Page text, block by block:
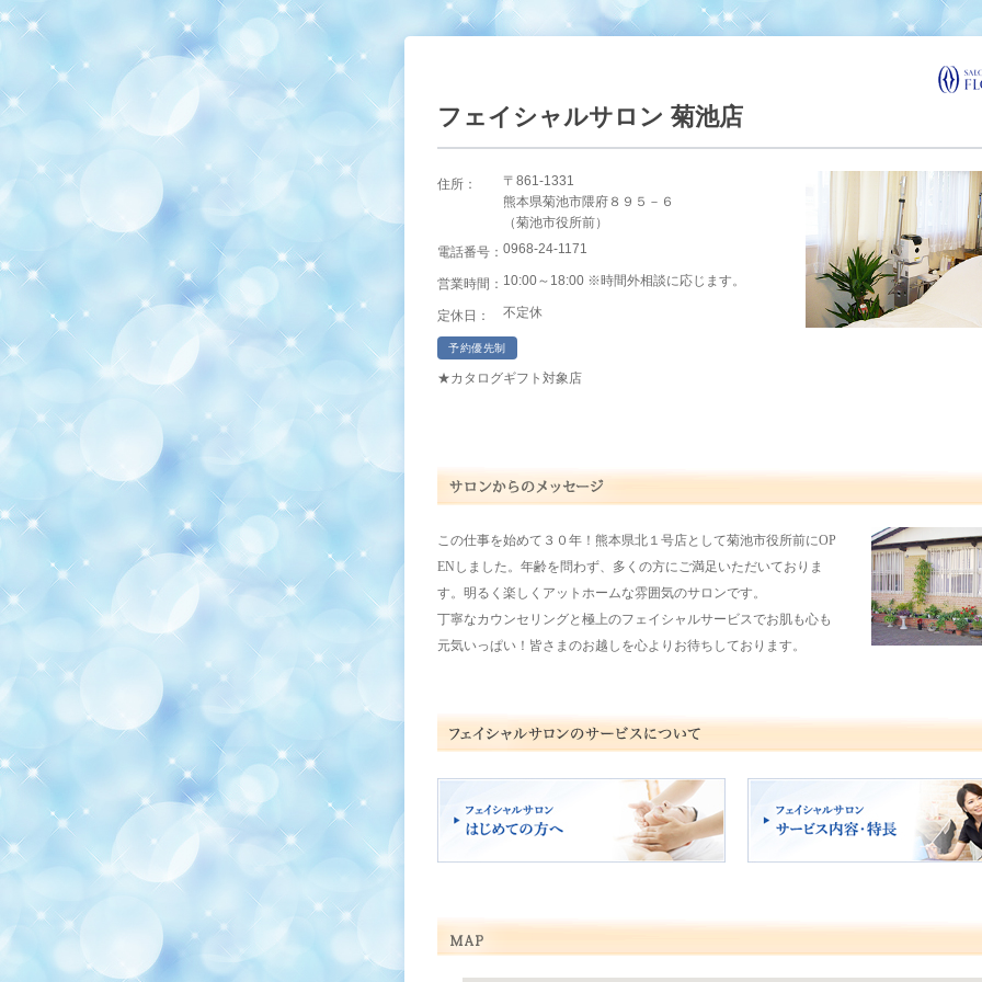
フェイシャルサロン 菊池店
住所：
〒861-1331
熊本県菊池市隈府８９５－６
（菊池市役所前）
電話番号： 0968-24-1171
営業時間： 10:00～18:00 ※時間外相談に応じます。
定休日： 不定休
予約優先制
★カタログギフト対象店
この仕事を始めて３０年！熊本県北１号店として菊池市役所前にOP
ENしました。年齢を問わず、多くの方にご満足いただいておりま
す。明るく楽しくアットホームな雰囲気のサロンです。
丁寧なカウンセリングと極上のフェイシャルサービスでお肌も心も
元気いっぱい！皆さまのお越しを心よりお待ちしております。